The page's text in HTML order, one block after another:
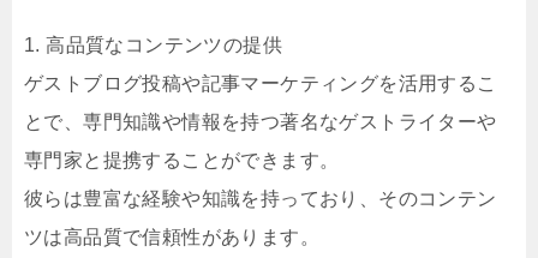
1. 高品質なコンテンツの提供
ゲストブログ投稿や記事マーケティングを活用するこ
とで、専門知識や情報を持つ著名なゲストライターや
専門家と提携することができます。
彼らは豊富な経験や知識を持っており、そのコンテン
ツは高品質で信頼性があります。